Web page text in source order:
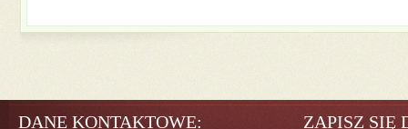
DANE KONTAKTOWE: ZAPISZ SIĘ